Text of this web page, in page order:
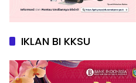
IKLAN BI KKSU